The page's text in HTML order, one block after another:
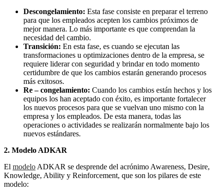
Descongelamiento: Esta fase consiste en preparar el terreno
para que los empleados acepten los cambios próximos de
mejor manera. Lo más importante es que comprendan la
necesidad del cambio.
Transición: En esta fase, es cuando se ejecutan las
transformaciones u optimizaciones dentro de la empresa, se
requiere liderar con seguridad y brindar en todo momento
certidumbre de que los cambios estarán generando procesos
más exitosos.
Re – congelamiento: Cuando los cambios están hechos y los
equipos los han aceptado con éxito, es importante fortalecer
los nuevos procesos para que se vuelvan uno mismo con la
empresa y los empleados. De esta manera, todas las
operaciones o actividades se realizarán normalmente bajo los
nuevos estándares.
2. Modelo ADKAR
El modeloADKAR se desprende del acrónimo Awareness, Desire,
Knowledge, Ability y Reinforcement, que son los pilares de este
modelo: